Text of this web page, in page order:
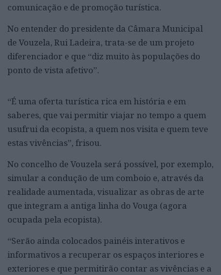
comunicação e de promoção turística.
No entender do presidente da Câmara Municipal
de Vouzela, Rui Ladeira, trata-se de um projeto
diferenciador e que “diz muito às populações do
ponto de vista afetivo”.
“É uma oferta turística rica em história e em
saberes, que vai permitir viajar no tempo a quem
usufrui da ecopista, a quem nos visita e quem teve
estas vivências”, frisou.
No concelho de Vouzela será possível, por exemplo,
simular a condução de um comboio e, através da
realidade aumentada, visualizar as obras de arte
que integram a antiga linha do Vouga (agora
ocupada pela ecopista).
“Serão ainda colocados painéis interativos e
informativos a recuperar os espaços interiores e
exteriores e que permitirão contar as vivências e a